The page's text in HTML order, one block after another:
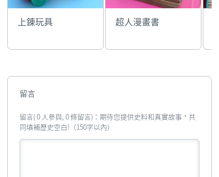
上錬玩具 超人漫畫書
留言
留言( 0 人參與, 0 條留言)：期待您提供史料和真實故事，共
同填補歷史空白!（150字以內）